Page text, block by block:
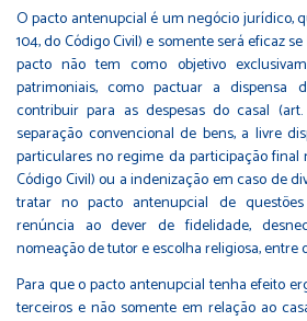
O pacto antenupcial é um negócio jurídico,
104, do Código Civil) e somente será eficaz
pacto não tem como objetivo
patrimoniais, como pactuar a
contribuir para as despesas do casal (art.
separação convencional de bens, a livre
particulares no regime da participação final
Código Civil) ou a indenização em caso de
tratar no pacto antenupcial de
renúncia ao dever de fidelidade,
nomeação de tutor e escolha religiosa, entre
Para que o pacto antenupcial tenha efeito
terceiros e não somente em relação ao